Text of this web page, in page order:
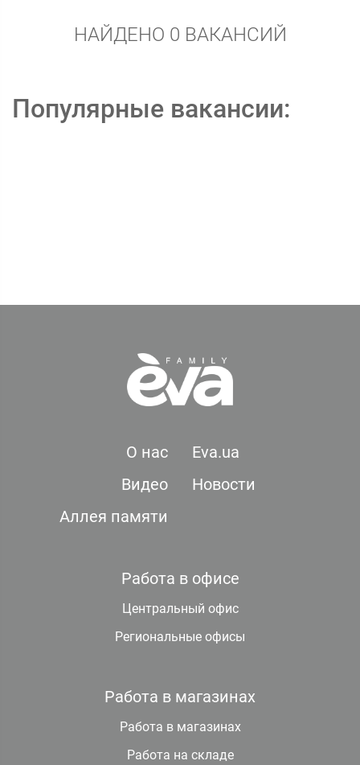
НАЙДЕНО 0 ВАКАНСИЙ
Популярные вакансии:
О нас
Eva.ua
Видео
Новости
Аллея памяти
Работа в офисе
Центральный офис
Региональные офисы
Работа в магазинах
Работа в магазинах
Работа на складе